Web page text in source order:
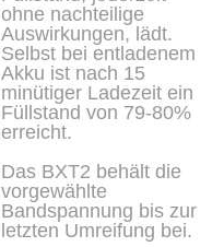
ohne nachteilige
Auswirkungen, lädt.
Selbst bei entladenem
Akku ist nach 15
minütiger Ladezeit ein
Füllstand von 79-80%
erreicht.
Das BXT2 behält die
vorgewählte
Bandspannung bis zur
letzten Umreifung bei.